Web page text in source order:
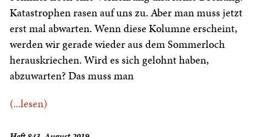
Katastrophen rasen auf uns zu. Aber man muss jetzt
erst mal abwarten. Wenn diese Kolumne erscheint,
werden wir gerade wieder aus dem Sommerloch
herauskriechen. Wird es sich gelohnt haben,
abzuwarten? Das muss man
(...lesen)